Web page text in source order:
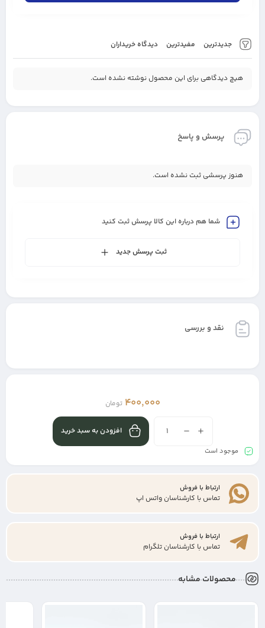
جدیدترین مفیدترین دیدگاه خریداران
هیچ دیدگاهی برای این محصول نوشته نشده است.
پرسش و پاسخ
هنوز پرسشی ثبت نشده است.
شما هم درباره این کالا پرسش ثبت کنید
ثبت پرسش جدید
نقد و بررسی
400,000 تومان
افزودن به سبد خرید
موجود است
ارتباط با فروش
تماس با کارشناسان واتس اپ
ارتباط با فروش
تماس با کارشناسان تلگرام
محصولات مشابه